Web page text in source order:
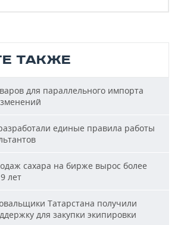
ТАКЖЕ
для параллельного импорта
единые правила работы
сахара на бирже вырос более
лет
Татарстана получили
для закупки экипировки